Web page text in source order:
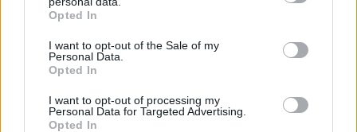
grant or deny consent to Google and its third-party tags to
use your data for below specified purposes in below Google
consent section.
Opted In
I want to opt-out of the Sale of my
Personal Data.
Opted In
I want to opt-out of processing my
Personal Data for Targeted Advertising.
Opted In
Σε 57χρονη γυναίκα ανήκει η σορός
θάνατος
08.08.2026, 15:07